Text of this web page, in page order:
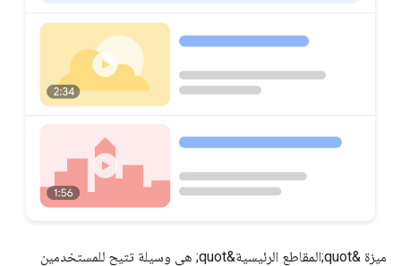
ميزة &quot;المقاطع الرئيسية&quot; هي وسيلة تتيح للمستخدمين